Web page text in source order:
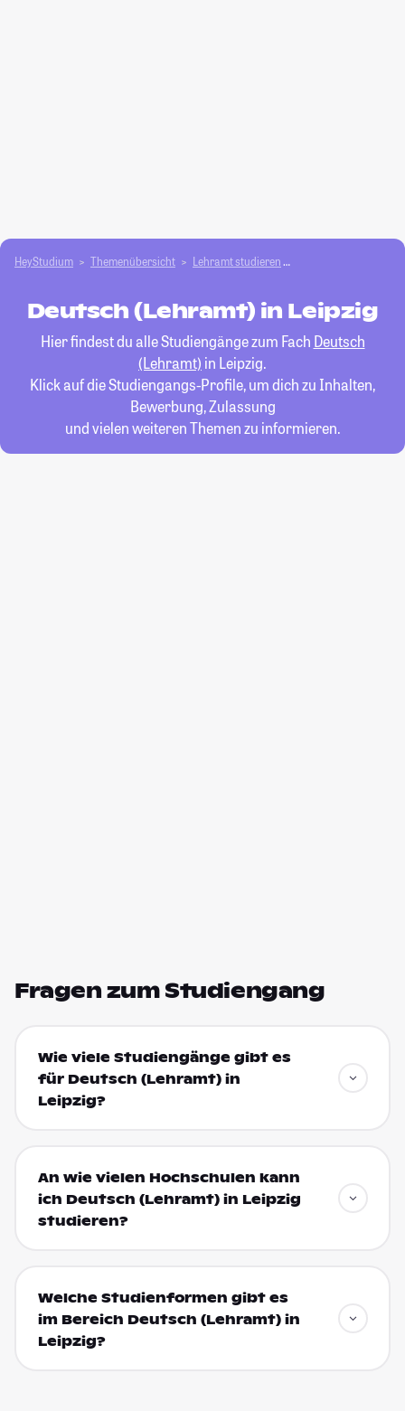
HeyStudium Themenübersicht Lehramt studieren
Deutsch (Lehramt) in Leipzig
Hier findest du alle Studiengänge zum Fach Deutsch
(Lehramt) in Leipzig.
Klick auf die Studiengangs-Profile, um dich zu Inhalten,
Bewerbung, Zulassung
und vielen weiteren Themen zu informieren.
Fragen zum Studiengang
Wie viele Studiengänge gibt es
für Deutsch (Lehramt) in
Leipzig?
An wie vielen Hochschulen kann
ich Deutsch (Lehramt) in Leipzig
studieren?
Welche Studienformen gibt es
im Bereich Deutsch (Lehramt) in
Leipzig?